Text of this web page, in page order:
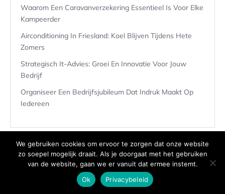
Waarom Een Caravanverzekering Essentieel Is Voor Elke
Kampeerder
Airconditioning In Friesland: Koel Blijven Tijdens Hete
Zomers
Strategisch It-Advies: Groei En Innovatie Voor Jouw
Bedrijf
Organiseer Een Bedrijfsjubileum Dat Indruk Maakt Op
Iedereen
Copyright © 2026 topgites.nl | Powered byUnseen Blog Theme
We gebruiken cookies om ervoor te zorgen dat onze website
zo soepel mogelijk draait. Als je doorgaat met het gebruiken
van de website, gaan we er vanuit dat ermee instemt.
Ok
Privacybeleid